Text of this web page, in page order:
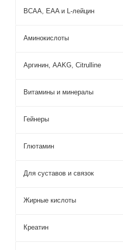
BCAA, EAA и L-лейцин
Аминокислоты
Аргинин, AAKG, Citrulline
Витамины и минералы
Гейнеры
Глютамин
Для cуставов и связок
Жирные кислоты
Креатин